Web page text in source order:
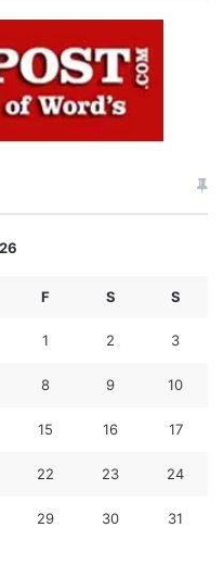
F S S
1 2 3
8 9 10
15 16 17
22 23 24
29 30 31